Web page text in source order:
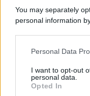
You may separately
personal information
This information may
disclose it to other
Please note that this
Personal Data
I want to opt-out
personal data.
Opted In